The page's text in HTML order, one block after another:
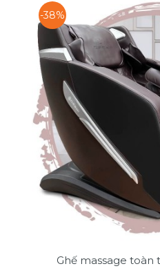
-38%
Ghế massage toàn